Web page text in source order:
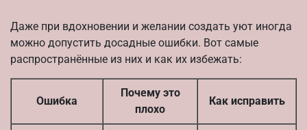
Даже при вдохновении и желании создать уют иногда
можно допустить досадные ошибки. Вот самые
распространённые из них и как их избежать:
Ошибка
Почему это
плохо
Как исправить